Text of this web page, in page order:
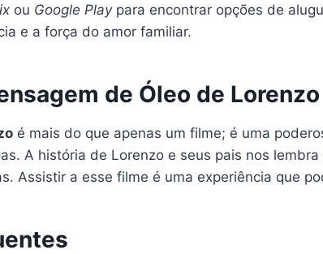
ou Google Playpara encontrar opções de
e a força do amor familiar.
de Óleo de Lorenzo
é mais do que apenas um filme; é uma
A história de Lorenzo e seus pais nos
Assistir a esse filme é uma experiência que